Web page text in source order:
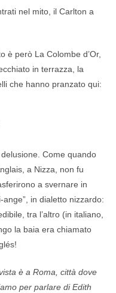
nel mito, il Carlton a
però La Colombe d’Or,
in terrazza, la
che hanno pranzato qui:
Come quando
a Nizza, non fu
a svernare in
in dialetto nizzardo:
tra l’altro (in italiano,
la baia era chiamato
è a Roma, città dove
per parlare di Edith